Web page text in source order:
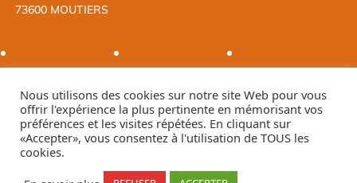
73600 MOUTIERS
Contact Données de publication Partenaires
Nous utilisons des cookies sur notre site Web pour vous
offrir l'expérience la plus pertinente en mémorisant vos
préférences et les visites répétées. En cliquant sur
«Accepter», vous consentez à l'utilisation de TOUS les
cookies.